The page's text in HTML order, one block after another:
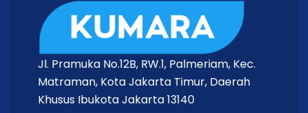
Jl. Pramuka No.12B, RW.1, Palmeriam, Kec.
Matraman, Kota Jakarta Timur, Daerah
Khusus Ibukota Jakarta 13140